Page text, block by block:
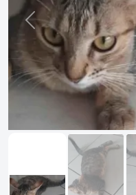
Previous